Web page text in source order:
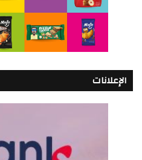
الإعلانات